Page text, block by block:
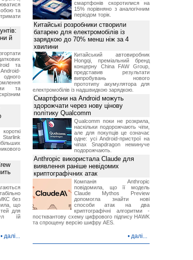
та
й
та
та
без
що
для
їй
• далі...
смартфонів скоротилися на
15% порівняно з аналогічним
періодом торік.
Китайські розробники створили
батарею для електромобілів із
зарядкою до 70% менш ніж за 4
хвилини
Китайський автовиробник
Hongqi, преміальний бренд
концерну China FAW Group,
представив результати
випробувань нового
прототипу акумулятора для
електромобілів із надшвидкою зарядкою.
Смартфони на Android можуть
здорожчати через нову цінову
політику Qualcomm
Qualcomm поки не розкрила,
наскільки подорожчають чіпи,
але для покупців це означає
одне: усі Android-пристрої на
чіпах Snapdragon неминуче
подорожчають.
Anthropic використала Claude для
виявлення раніше невідомих
криптографічних атак
Компанія Anthropic
повідомила, що її модель
Claude Mythos Preview
допомогла знайти нові
способи атак на два
криптографічні алгоритми -
постквантову схему цифрового підпису HAWK
та спрощену версію шифру AES.
• далі...